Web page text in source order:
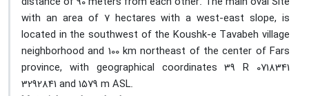
with an area of 7 hectares with a west-east slope, is
located in the southwest of the Koushk-e Tavabeh village
neighborhood and 100 km northeast of the center of Fars
province, with geographical coordinates 39 R 0718341
3292841 and 1579 m ASL.